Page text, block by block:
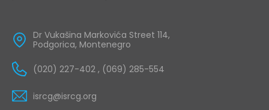
Dr Vukašina Markovića Street 114,
Podgorica, Montenegro
(020) 227-402 , (069) 285-554
isrcg@isrcg.org